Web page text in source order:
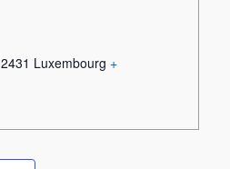
2431 Luxembourg +